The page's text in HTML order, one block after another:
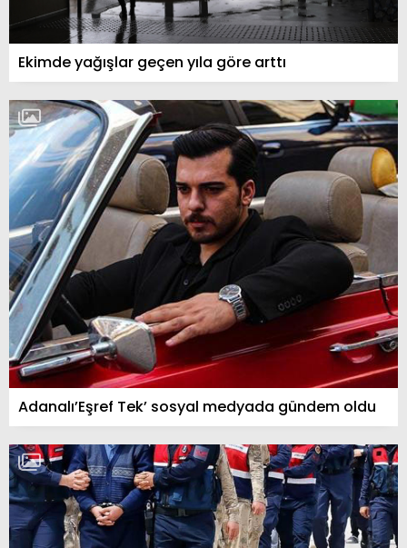
Ekimde yağışlar geçen yıla göre arttı
Adanalı’Eşref Tek’ sosyal medyada gündem oldu